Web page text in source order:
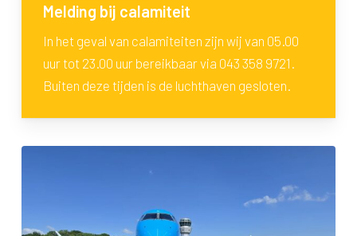
Melding bij calamiteit
In het geval van calamiteiten zijn wij van 05.00
uur tot 23.00 uur bereikbaar via 043 358 9721.
Buiten deze tijden is de luchthaven gesloten.